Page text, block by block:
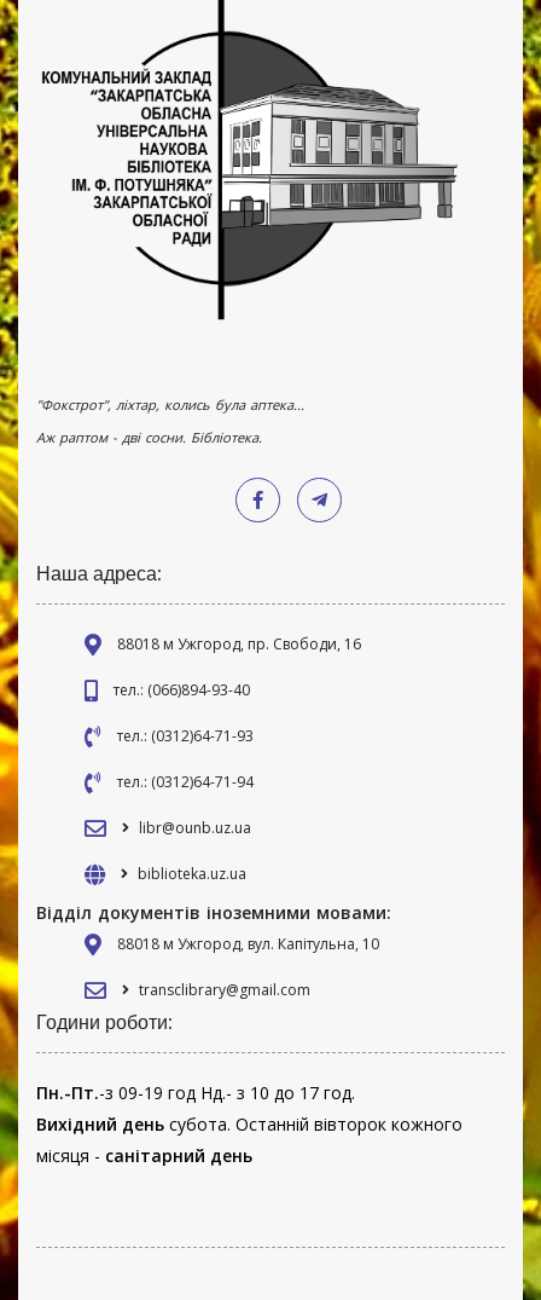
"Фокстрот", ліхтар, колись була аптека...
Аж раптом - дві сосни. Бібліотека.
Наша адреса:
88018 м Ужгород, пр. Свободи, 16
тел.: (066)894-93-40
тел.: (0312)64-71-93
тел.: (0312)64-71-94
libr@ounb.uz.ua
biblioteka.uz.ua
Відділ документів іноземними мовами:
88018 м Ужгород, вул. Капітульна, 10
transclibrary@gmail.com
Години роботи:
Пн.-Пт.-з 09-19 год Нд.- з 10 до 17 год.
Вихідний день субота. Останній вівторок кожного
місяця - санітарний день